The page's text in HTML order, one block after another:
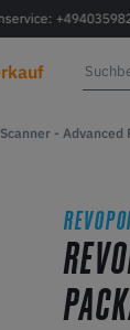
- Advanced